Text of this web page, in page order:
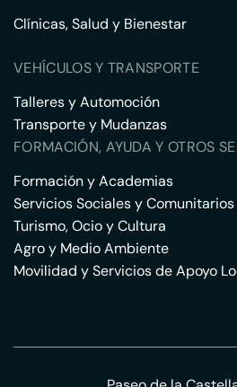
Clínicas, Salud y Bienestar
VEHÍCULOS Y TRANSPORTE
Talleres y Automoción
Transporte y Mudanzas
FORMACIÓN, AYUDA Y OTROS
Formación y Academias
Servicios Sociales y Comunitarios
Turismo, Ocio y Cultura
Agro y Medio Ambiente
Movilidad y Servicios de Apoyo